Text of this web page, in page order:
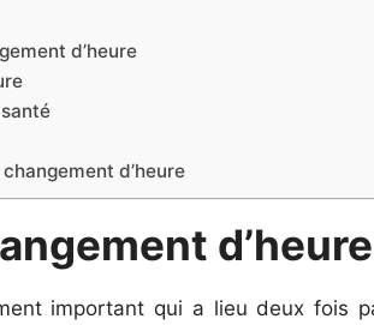
d’heure
d’heure
d’heure
important qui a lieu deux fois